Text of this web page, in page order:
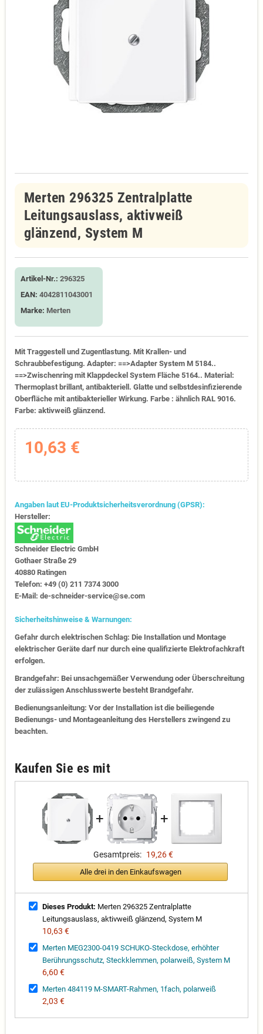
Merten 296325 Zentralplatte
Leitungsauslass, aktivweiß
glänzend, System M
Artikel-Nr.: 296325
EAN: 4042811043001
Marke: Merten
Mit Traggestell und Zugentlastung. Mit Krallen- und
Schraubbefestigung. Adapter: ==>Adapter System M 5184..
==>Zwischenring mit Klappdeckel System Fläche 5164.. Material:
Thermoplast brillant, antibakteriell. Glatte und selbstdesinfizierende
Oberfläche mit antibakterieller Wirkung. Farbe : ähnlich RAL 9016.
Farbe: aktivweiß glänzend.
10,63 €
Angaben laut EU-Produktsicherheitsverordnung (GPSR):
Hersteller:
Schneider Electric GmbH
Gothaer Straße 29
40880 Ratingen
Telefon: +49 (0) 211 7374 3000
E-Mail: de-schneider-service@se.com
Sicherheitshinweise & Warnungen:
Gefahr durch elektrischen Schlag: Die Installation und Montage
elektrischer Geräte darf nur durch eine qualifizierte Elektrofachkraft
erfolgen.
Brandgefahr: Bei unsachgemäßer Verwendung oder Überschreitung
der zulässigen Anschlusswerte besteht Brandgefahr.
Bedienungsanleitung: Vor der Installation ist die beiliegende
Bedienungs- und Montageanleitung des Herstellers zwingend zu
beachten.
Kaufen Sie es mit
+ +
Gesamtpreis: 19,26 €
Alle drei in den Einkaufswagen
Dieses Produkt: Merten 296325 Zentralplatte
Leitungsauslass, aktivweiß glänzend, System M
10,63 €
Merten MEG2300-0419 SCHUKO-Steckdose, erhöhter
Berührungsschutz, Steckklemmen, polarweiß, System M
6,60 €
Merten 484119 M-SMART-Rahmen, 1fach, polarweiß
2,03 €